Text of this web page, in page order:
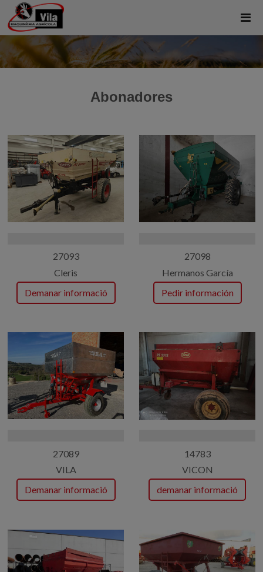
Abonadores
27093
Cleris
Demanar informació
27098
Hermanos García
Pedir información
27089
VILA
Demanar informació
14783
VICON
demanar informació